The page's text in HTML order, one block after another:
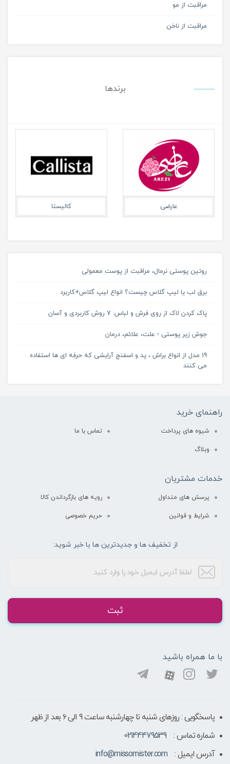
مراقبت از مو
مراقبت از ناخن
برندها
تریزا شون
روتین پوستی نرمال، مراقبت از پوست معمولی
برق لب یا لیپ گلاس چیست؟ انواع لیپ گلاس+کاربرد
پاک کردن لاک از روی فرش و لباس: 7 روش کاربردی و آسان
جوش زیر پوستی ؛ علت، علائم، درمان
19 مدل از انواع براش ، پد و اسفنج آرایشی که حرفه ای ها استفاده
می کنند
راهنمای خرید
شیوه های پرداخت تماس با ما
وبلاگ
خدمات مشتریان
پرسش های متداول رویه های بازگرداندن کالا
شرایط و قوانین حریم خصوصی
از تخفیف ها و جدیدترین ها با خبر شوید:
ثبت
با ما همراه باشید
پاسخگویی : روزهای شنبه تا چهارشنبه ساعت 9 الی ۶ بعد از ظهر
شماره تماس :
02144479539
آدرس ایمیل :
info@missomister.com